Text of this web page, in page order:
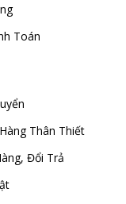
Toán
Thân Thiết
Đổi Trả